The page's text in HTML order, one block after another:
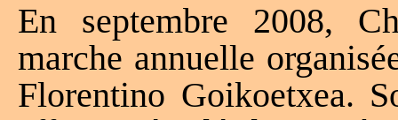
En septembre 2008,
marche annuelle
Florentino Goikoetxea.